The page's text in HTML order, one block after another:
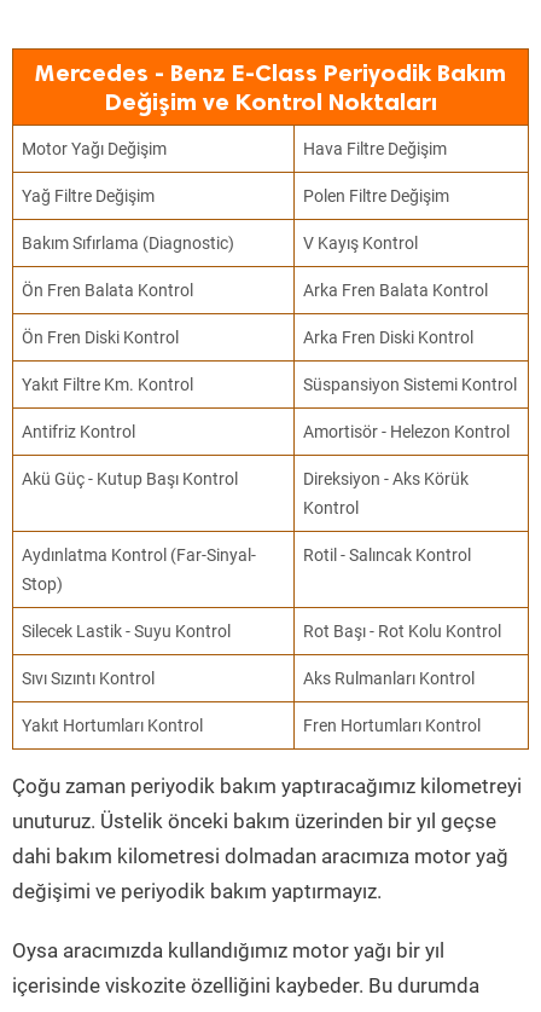
Mercedes - Benz E-Class Periyodik Bakım
Değişim ve Kontrol Noktaları
Motor Yağı Değişim Hava Filtre Değişim
Yağ Filtre Değişim Polen Filtre Değişim
Bakım Sıfırlama (Diagnostic) V Kayış Kontrol
Ön Fren Balata Kontrol Arka Fren Balata Kontrol
Ön Fren Diski Kontrol Arka Fren Diski Kontrol
Yakıt Filtre Km. Kontrol Süspansiyon Sistemi Kontrol
Antifriz Kontrol Amortisör - Helezon Kontrol
Akü Güç - Kutup Başı Kontrol
Direksiyon - Aks Körük
Kontrol
Aydınlatma Kontrol (Far-Sinyal-
Stop)
Rotil - Salıncak Kontrol
Silecek Lastik - Suyu Kontrol Rot Başı - Rot Kolu Kontrol
Sıvı Sızıntı Kontrol Aks Rulmanları Kontrol
Yakıt Hortumları Kontrol Fren Hortumları Kontrol
Çoğu zaman periyodik bakım yaptıracağımız kilometreyi
unuturuz. Üstelik önceki bakım üzerinden bir yıl geçse
dahi bakım kilometresi dolmadan aracımıza motor yağ
değişimi ve periyodik bakım yaptırmayız.
Oysa aracımızda kullandığımız motor yağı bir yıl
içerisinde viskozite özelliğini kaybeder. Bu durumda